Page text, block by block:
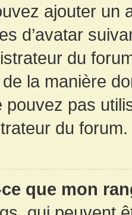
ajouter un
d’avatar
du
la manière
pouvez pas
du forum.
ce que mon